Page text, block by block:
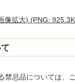
像拡大) (PNG:
禁忌品については、